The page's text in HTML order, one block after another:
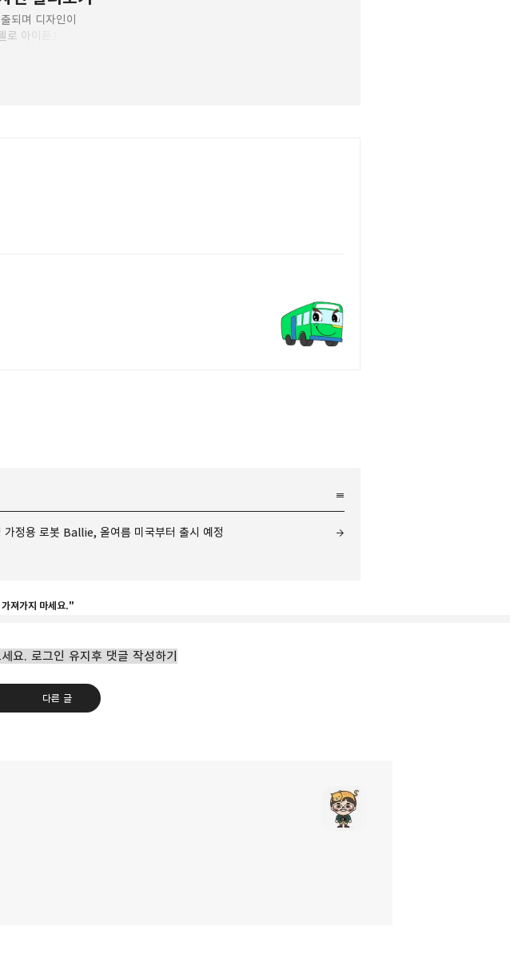
되며 디자인이
아이폰17
가정용 로봇 Ballie, 올여름 미국부터 출시 예정
져가지 마세요."
요. 로그인 유지후 댓글 작성하기
다른 글
에게